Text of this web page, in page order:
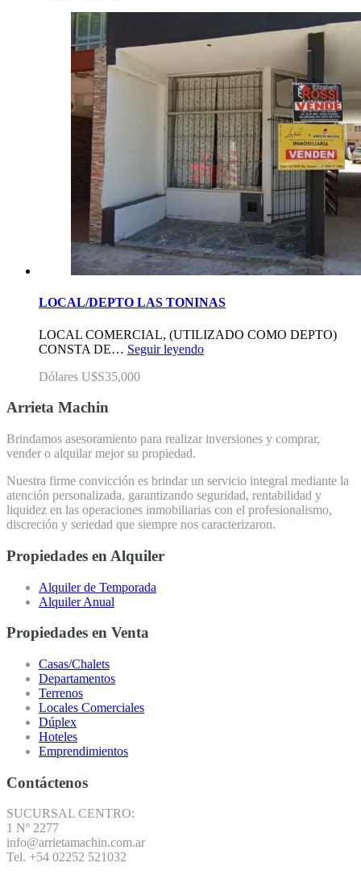
LOCAL/DEPTO LAS TONINAS
LOCAL COMERCIAL, (UTILIZADO COMO DEPTO)
CONSTA DE… Seguir leyendo
Dólares U$S35,000
Arrieta Machin
Brindamos asesoramiento para realizar inversiones y comprar,
vender o alquilar mejor su propiedad.
Nuestra firme convicción es brindar un servicio integral mediante la
atención personalizada, garantizando seguridad, rentabilidad y
liquidez en las operaciones inmobiliarias con el profesionalismo,
discreción y seriedad que siempre nos caracterizaron.
Propiedades en Alquiler
Alquiler de Temporada
Alquiler Anual
Propiedades en Venta
Casas/Chalets
Departamentos
Terrenos
Locales Comerciales
Dúplex
Hoteles
Emprendimientos
Contáctenos
SUCURSAL CENTRO:
1 Nº 2277
info@arrietamachin.com.ar
Tel. +54 02252 521032